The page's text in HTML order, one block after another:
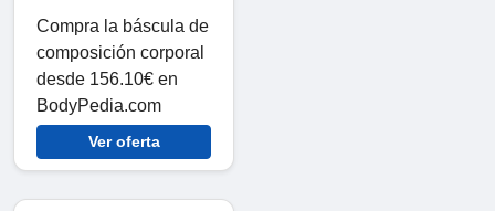
Compra la báscula de
composición corporal
desde 156.10€ en
BodyPedia.com
Ver oferta